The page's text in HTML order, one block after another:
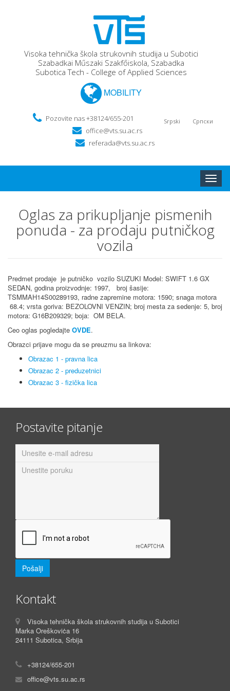
Visoka tehnička škola strukovnih studija u Subotici
Szabadkai Műszaki Szakfőiskola, Szabadka
Subotica Tech - College of Applied Sciences
MOBILITY
Srpski Српски
Pozovite nas +38124/655-201
office@vts.su.ac.rs
referada@vts.su.ac.rs
Toggle
Oglas za prikupljanje pismenih
ponuda - za prodaju putničkog
vozila
Predmet prodaje je putničko vozilo SUZUKI Model: SWIFT 1.6 GX
SEDAN, godina proizvodnje: 1997, broj šasije:
TSMMAH14S00289193, radne zapremine motora: 1590; snaga motora
68.4; vrsta goriva: BEZOLOVNI VENZIN; broj mesta za sedenje: 5, broj
motora: G16B209329; boja: OM BELA.
Ceo oglas pogledajte OVDE.
Obrazci prijave mogu da se preuzmu sa linkova:
Obrazac 1 - pravna lica
Obrazac 2 - preduzetnici
Obrazac 3 - fizička lica
Postavite pitanje
Kontakt
Visoka tehnička škola strukovnih studija u Subotici
Marka Oreškoviċa 16
24111 Subotica, Srbija
+38124/655-201
office@vts.su.ac.rs